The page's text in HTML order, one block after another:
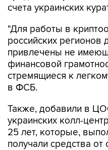
счета украинских
"Для работы в
российских регионов
привлечены не
финансовой
стремящиеся к
в ФСБ.
Также, добавили в
украинских колл-
25 лет, которые,
получали средства